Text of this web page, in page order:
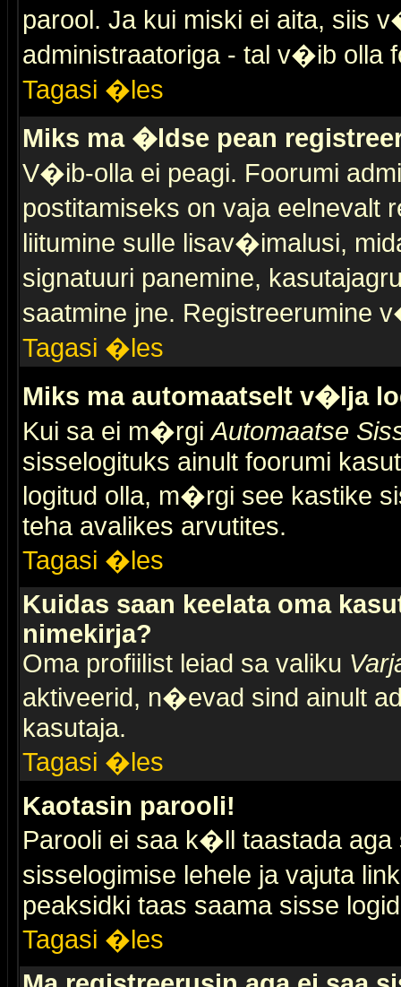
parool. Ja kui miski ei aita, siis
administraatoriga - tal v�ib olla
Tagasi �les
Miks ma �ldse pean
V�ib-olla ei peagi. Foorumi
postitamiseks on vaja eelnevalt
liitumine sulle lisav�imalusi,
signatuuri panemine,
saatmine jne. Registreerumine
Tagasi �les
Miks ma automaatselt v�lja
Kui sa ei m�rgiAutomaatse
sisselogituks ainult foorumi
logitud olla, m�rgi see kastike
teha avalikes arvutites.
Tagasi �les
Kuidas saan keelata oma
nimekirja?
Oma profiilist leiad sa valiku
aktiveerid, n�evad sind ainult
kasutaja.
Tagasi �les
Kaotasin parooli!
Parooli ei saa k�ll taastada aga
sisselogimise lehele ja vajuta
peaksidki taas saama sisse
Tagasi �les